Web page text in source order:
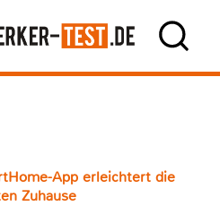
App erleichtert die
Zuhause